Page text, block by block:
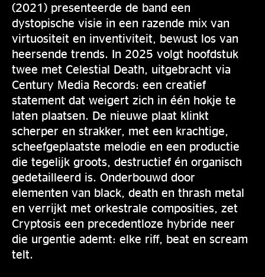
(2021) presenteerde de band een
dystopische visie in een razende mix van
virtuositeit en inventiviteit, bewust los van
heersende trends. In 2025 volgt hoofdstuk
twee met Celestial Death, uitgebracht via
Century Media Records: een creatief
statement dat weigert zich in één hokje te
laten plaatsen. De nieuwe plaat klinkt
scherper en strakker, met een krachtige,
scheefgeplaatste melodie en een productie
die tegelijk groots, destructief én organisch
gedetailleerd is. Onderbouwd door
elementen van black, death en thrash metal
en verrijkt met orkestrale composities, zet
Cryptosis een precedentloze hybride neer
die urgentie ademt: elke riff, beat en scream
telt.